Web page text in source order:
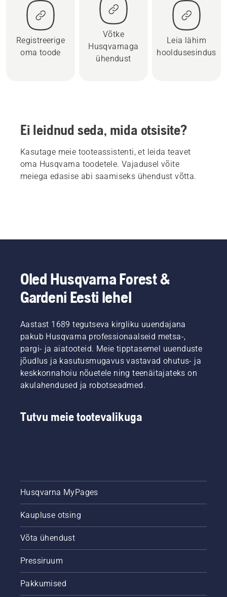
Registreerige
oma toode
Võtke
Husqvarnaga
ühendust
Leia lähim
hooldusesindus
Ei leidnud seda, mida otsisite?
Kasutage meie tooteassistenti, et leida teavet
oma Husqvarna toodetele. Vajadusel võite
meiega edasise abi saamiseks ühendust võtta.
Oled Husqvarna Forest &
Gardeni Eesti lehel
Aastast 1689 tegutseva kirgliku uuendajana
pakub Husqvarna professionaalseid metsa-,
pargi- ja aiatooteid. Meie tipptasemel uuenduste
jõudlus ja kasutusmugavus vastavad ohutus- ja
keskkonnahoiu nõuetele ning teenäitajateks on
akulahendused ja robotseadmed.
Tutvu meie tootevalikuga
Husqvarna MyPages
Kaupluse otsing
Võta ühendust
Pressiruum
Pakkumised